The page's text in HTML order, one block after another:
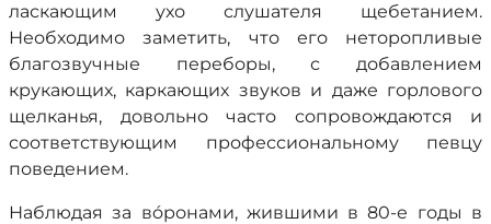
ласкающим ухо слушателя щебетанием.
Необходимо заметить, что его неторопливые
благозвучные переборы, с добавлением
крукающих, каркающих звуков и даже горлового
щелканья, довольно часто сопровождаются и
соответствующим профессиональному певцу
поведением.
Наблюдая за вóронами, жившими в 80-е годы в